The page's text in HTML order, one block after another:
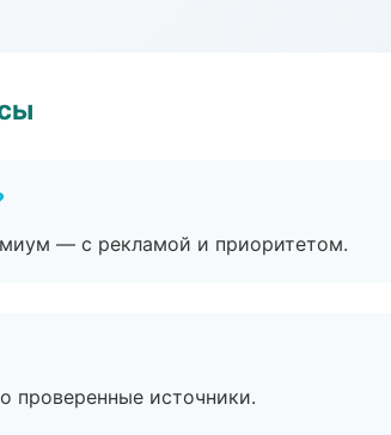
— с рекламой и приоритетом.
проверенные источники.